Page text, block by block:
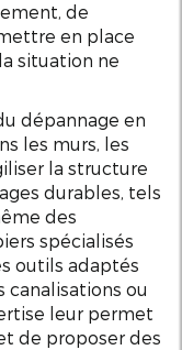
de
en place
situation ne
dépannage en
les murs, les
la structure
durables, tels
des
spécialisés
outils adaptés
canalisations ou
leur permet
de proposer des